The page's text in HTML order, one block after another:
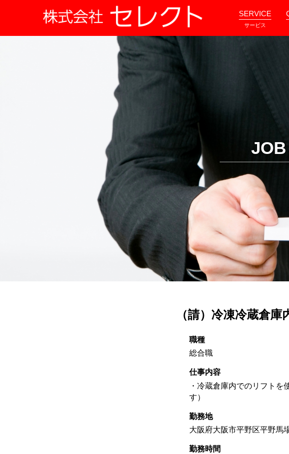
SERVICE
サービス
JOB
（請）冷凍冷蔵倉庫
職種
総合職
仕事内容
・冷蔵倉庫内でのリフトを
す）
勤務地
大阪府大阪市平野区平野馬
勤務時間